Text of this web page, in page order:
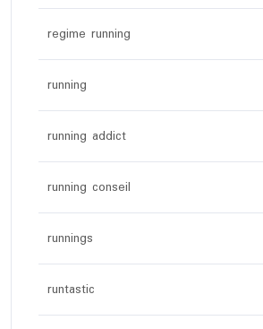
regime running
running
running addict
running conseil
runnings
runtastic